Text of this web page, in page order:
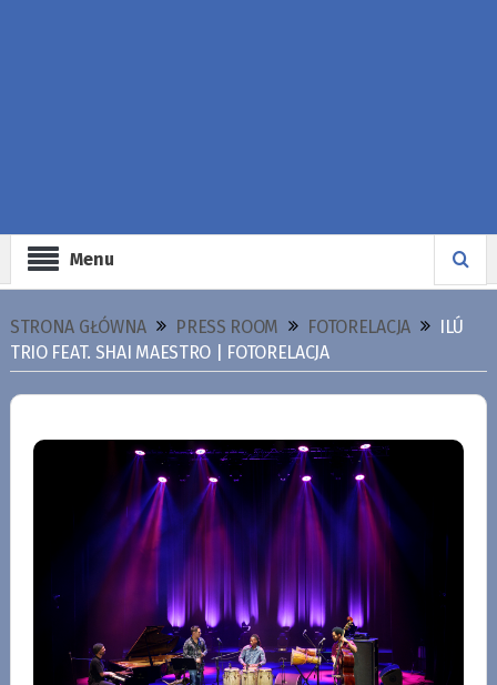
Menu
STRONA GŁÓWNA PRESS ROOM FOTORELACJA
ILÚ
TRIO FEAT. SHAI MAESTRO | FOTORELACJA